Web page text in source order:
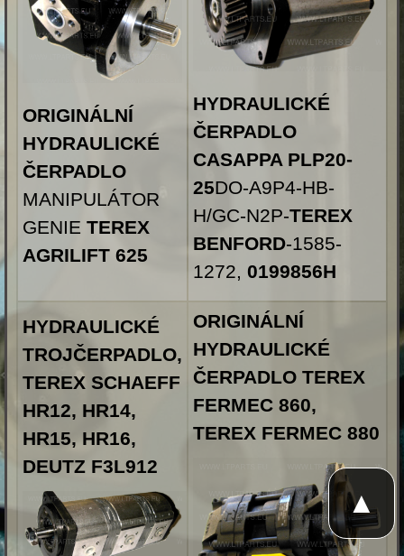
ORIGINÁLNÍ
HYDRAULICKÉ
ČERPADLO
MANIPULÁTOR
GENIE TEREX
AGRILIFT 625
HYDRAULICKÉ
ČERPADLO
CASAPPA PLP20-
25DO-A9P4-HB-
H/GC-N2P-TEREX
BENFORD-1585-
1272, 0199856H
HYDRAULICKÉ
TROJČERPADLO,
TEREX SCHAEFF
HR12, HR14,
HR15, HR16,
DEUTZ F3L912
ORIGINÁLNÍ
HYDRAULICKÉ
ČERPADLO TEREX
FERMEC 860,
TEREX FERMEC 880
▲